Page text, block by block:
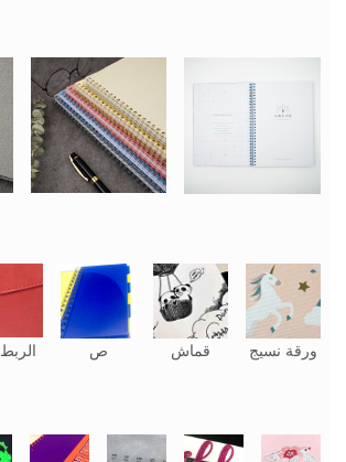
PU الربط ص قماش ورقة نسيج